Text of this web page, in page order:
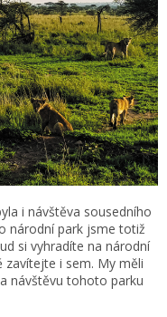
i návštěva sousedního
národní park jsme totiž
si vyhradíte na národní
zavítejte i sem. My měli
návštěvu tohoto parku